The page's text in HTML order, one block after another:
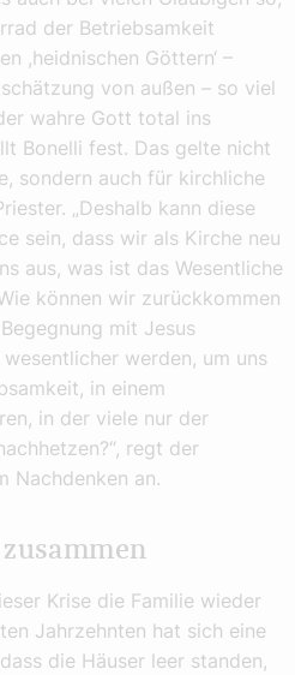
der Betriebsamkeit
,heidnischen Göttern‘ –
von außen – so viel
wahre Gott total ins
Bonelli fest. Das gelte nicht
sondern auch für kirchliche
„Deshalb kann diese
sein, dass wir als Kirche neu
aus, was ist das Wesentliche
können wir zurückkommen
mit Jesus
werden, um uns
in einem
in der viele nur der
regt der
Nachdenken an.
Krise die Familie wieder
Jahrzehnten hat sich eine
die Häuser leer standen,